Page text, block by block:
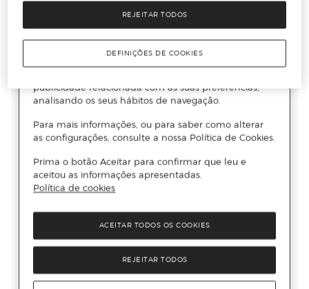
REJEITAR TODOS
DEFINIÇÕES DE COOKIES